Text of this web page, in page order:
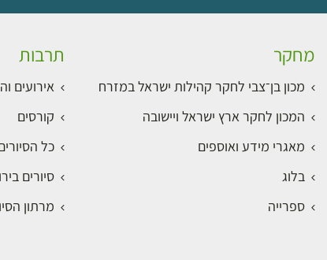
מחקר
מכון בן־צבי לחקר קהילות ישראל במזרח
המכון לחקר ארץ ישראל ויישובה
מאגרי מידע ואוספים
בלוג
ספרייה
תרבות
אירועים
קורסים
כל
סיורים
מרתון